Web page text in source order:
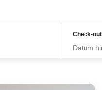
Check-out